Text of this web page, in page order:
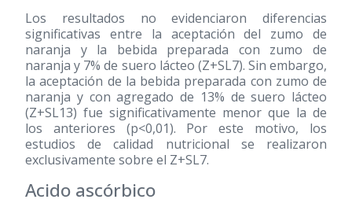
Los resultados no evidenciaron diferencias
significativas entre la aceptación del zumo de
naranja y la bebida preparada con zumo de
naranja y 7% de suero lácteo (Z+SL7). Sin embargo,
la aceptación de la bebida preparada con zumo de
naranja y con agregado de 13% de suero lácteo
(Z+SL13) fue significativamente menor que la de
los anteriores (p<0,01). Por este motivo, los
estudios de calidad nutricional se realizaron
exclusivamente sobre el Z+SL7.
Acido ascórbico